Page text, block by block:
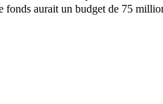
fonds aurait un budget de 75